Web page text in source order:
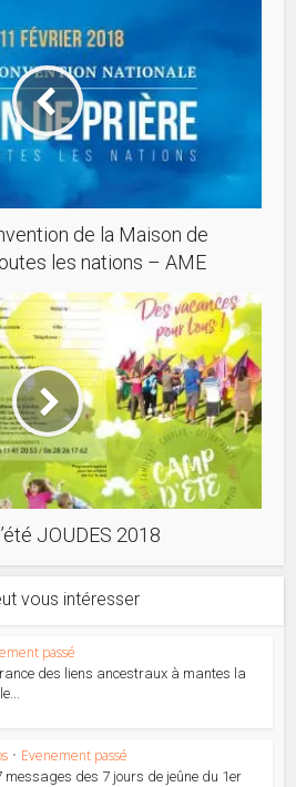
de la Maison de
les nations – AME
JOUDES 2018
vous intéresser
passé
des liens ancestraux à mantes la
• Evenement passé
messages des 7 jours de jeûne du 1er